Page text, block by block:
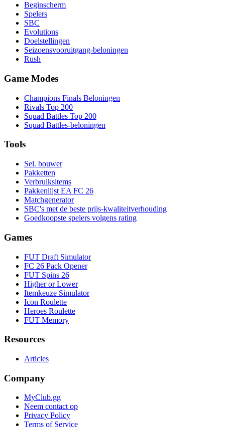
Beginscherm
Spelers
SBC
Evolutions
Doelstellingen
Seizoensvooruitgang-beloningen
Rush
Game Modes
Champions Finals Beloningen
Rivals Top 200
Squad Battles Top 200
Squad Battles-beloningen
Tools
Sel. bouwer
Pakketten
Verbruiksitems
Pakkenlijst EA FC 26
Matchgenerator
SBC's met de beste prijs-kwaliteitverhouding
Goedkoopste spelers volgens rating
Games
FUT Draft Simulator
FC 26 Pack Opener
FUT Spins 26
Higher or Lower
Itemkeuze Simulator
Icon Roulette
Heroes Roulette
FUT Memory
Resources
Articles
Company
MyClub.gg
Neem contact op
Privacy Policy
Terms of Service